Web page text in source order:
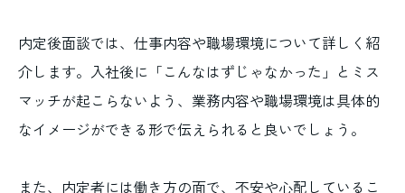
内定後面談では、仕事内容や職場環境について詳しく紹
介します。入社後に「こんなはずじゃなかった」とミス
マッチが起こらないよう、業務内容や職場環境は具体的
なイメージができる形で伝えられると良いでしょう。
また、内定者には働き方の面で、不安や心配しているこ